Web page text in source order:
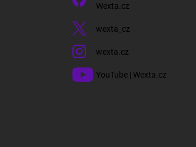
Wexta.cz
wexta_cz
wexta.cz
YouTube | Wexta.cz